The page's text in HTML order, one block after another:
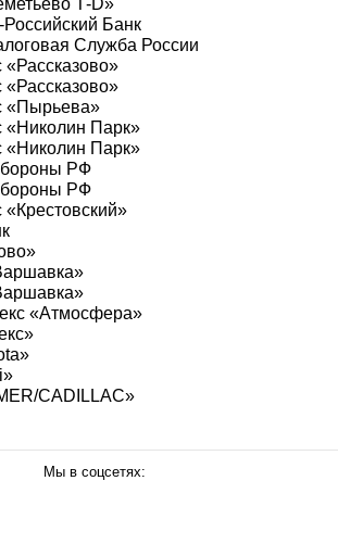
Банк
Служба России
«Пырьева»
«Николин Парк»
«Николин Парк»
РФ
РФ
«Атмосфера»
CADILLAC»
Мы в соцсетях: